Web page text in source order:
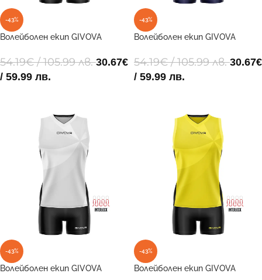
-43%
Волейболен екип GIVOVA
54.19€/ 105.99 лв.30.67€
/ 59.99 лв.
-43%
Волейболен екип GIVOVA
54.19€/ 105.99 лв.30.67€
/ 59.99 лв.
-43%
Волейболен екип GIVOVA
-43%
Волейболен екип GIVOVA